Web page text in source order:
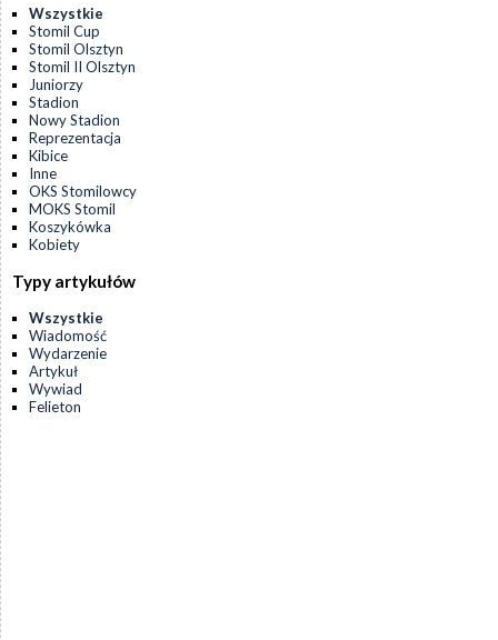
Wszystkie
Stomil Cup
Stomil Olsztyn
Stomil II Olsztyn
Juniorzy
Stadion
Nowy Stadion
Reprezentacja
Kibice
Inne
OKS Stomilowcy
MOKS Stomil
Koszykówka
Kobiety
Typy artykułów
Wszystkie
Wiadomość
Wydarzenie
Artykuł
Wywiad
Felieton